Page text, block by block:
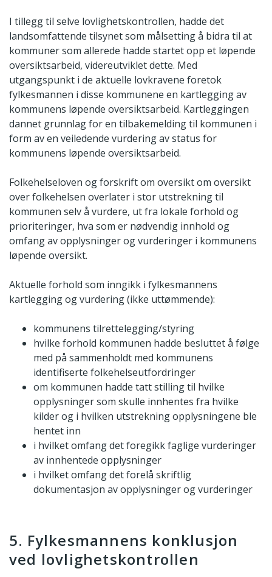
I tillegg til selve lovlighetskontrollen, hadde det
landsomfattende tilsynet som målsetting å bidra til at
kommuner som allerede hadde startet opp et løpende
oversiktsarbeid, videreutviklet dette. Med
utgangspunkt i de aktuelle lovkravene foretok
fylkesmannen i disse kommunene en kartlegging av
kommunens løpende oversiktsarbeid. Kartleggingen
dannet grunnlag for en tilbakemelding til kommunen i
form av en veiledende vurdering av status for
kommunens løpende oversiktsarbeid.
Folkehelseloven og forskrift om oversikt om oversikt
over folkehelsen overlater i stor utstrekning til
kommunen selv å vurdere, ut fra lokale forhold og
prioriteringer, hva som er nødvendig innhold og
omfang av opplysninger og vurderinger i kommunens
løpende oversikt.
Aktuelle forhold som inngikk i fylkesmannens
kartlegging og vurdering (ikke uttømmende):
kommunens tilrettelegging/styring
hvilke forhold kommunen hadde besluttet å følge
med på sammenholdt med kommunens
identifiserte folkehelseutfordringer
om kommunen hadde tatt stilling til hvilke
opplysninger som skulle innhentes fra hvilke
kilder og i hvilken utstrekning opplysningene ble
hentet inn
i hvilket omfang det foregikk faglige vurderinger
av innhentede opplysninger
i hvilket omfang det forelå skriftlig
dokumentasjon av opplysninger og vurderinger
5. Fylkesmannens konklusjon
ved lovlighetskontrollen